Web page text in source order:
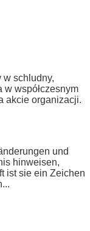
und
hinweisen,
ist sie ein Zeichen